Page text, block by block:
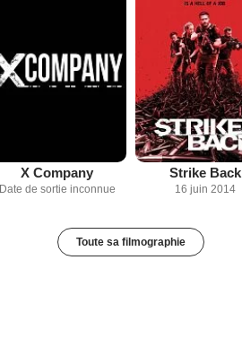
X Company
Date de sortie inconnue
Strike Back
16 juin 2014
Toute sa filmographie